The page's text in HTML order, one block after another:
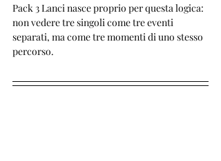
Pack 3 Lanci nasce proprio per questa logica:
non vedere tre singoli come tre eventi
separati, ma come tre momenti di uno stesso
percorso.